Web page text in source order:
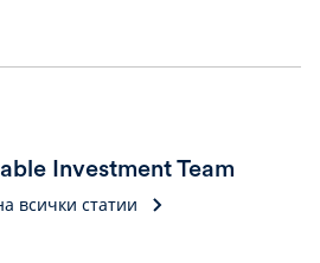
Investment Team
всички статии